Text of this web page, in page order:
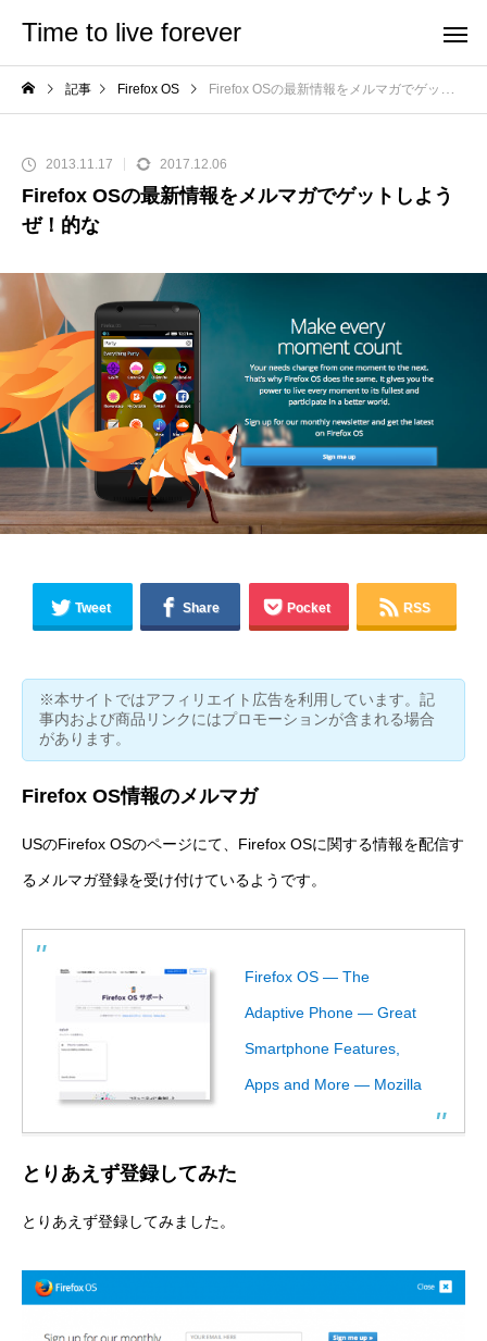
Time to live forever
記事 Firefox OS Firefox OSの最新情報をメルマガでゲットしようぜ！的な
2013.11.17 2017.12.06
Firefox OSの最新情報をメルマガでゲットしよう
ぜ！的な
Tweet Share Pocket RSS
※本サイトではアフィリエイト広告を利用しています。記
事内および商品リンクにはプロモーションが含まれる場合
があります。
Firefox OS情報のメルマガ
USのFirefox OSのページにて、Firefox OSに関する情報を配信す
るメルマガ登録を受け付けているようです。
Firefox OS — The
Adaptive Phone — Great
Smartphone Features,
Apps and More — Mozilla
とりあえず登録してみた
とりあえず登録してみました。